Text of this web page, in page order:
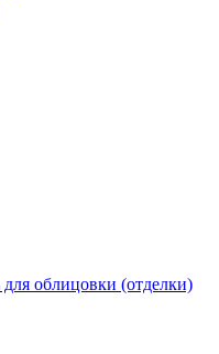
облицовки (отделки)